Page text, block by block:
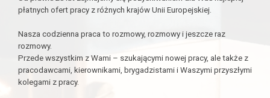
płatnych ofert pracy z różnych krajów Unii Europejskiej.
Nasza codzienna praca to rozmowy, rozmowy i jeszcze raz
rozmowy.
Przede wszystkim z Wami – szukającymi nowej pracy, ale także z
pracodawcami, kierownikami, brygadzistami i Waszymi przyszłymi
kolegami z pracy.